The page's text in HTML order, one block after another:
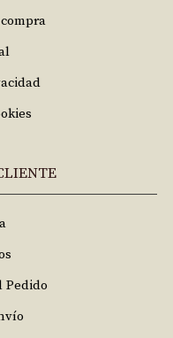
Pedido